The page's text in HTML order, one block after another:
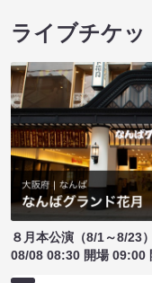
ライブチケッ
８月本公演（8/1～8/23）
08/08 08:30 開場 09:00